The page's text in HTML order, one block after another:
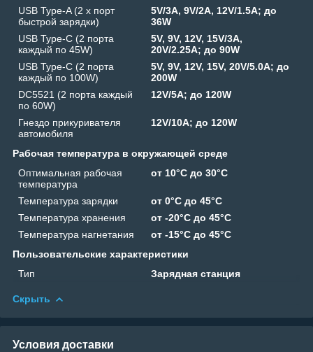
USB Type-A (2 x порт
быстрой зарядки)
5V/3A, 9V/2A, 12V/1.5A; до
36W
USB Type-C (2 порта
каждый по 45W)
5V, 9V, 12V, 15V/3A,
20V/2.25A; до 90W
USB Type-C (2 порта
каждый по 100W)
5V, 9V, 12V, 15V, 20V/5.0A; до
200W
DC5521 (2 порта каждый
по 60W)
12V/5A; до 120W
Гнездо прикуривателя
автомобиля
12V/10A; до 120W
Рабочая температура в окружающей среде
Оптимальная рабочая
температура
от 10°C до 30°C
Температура зарядки
от 0°C до 45°C
Температура хранения
от -20°C до 45°C
Температура нагнетания
от -15°C до 45°C
Пользовательские характеристики
Тип
Зарядная станция
Скрыть
Условия доставки